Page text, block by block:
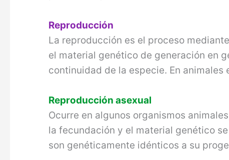
Reproducción
La reproducción es el proceso
el material genético de generación en
continuidad de la especie. En
Reproducción asexual
Ocurre en algunos organismos
la fecundación y el material genético
son genéticamente idénticos a su